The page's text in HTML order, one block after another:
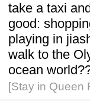
take a taxi
good:
playing in
walk to the
ocean
[Stay in Queen